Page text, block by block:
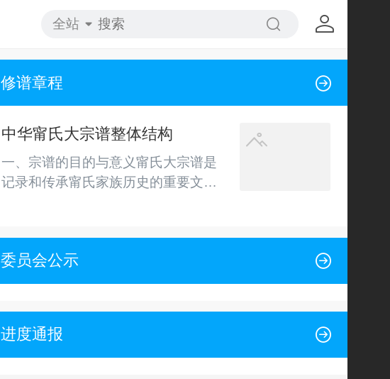
全站
修谱章程
中华甯氏大宗谱整体结构
一、宗谱的目的与意义甯氏大宗谱是
记录和传承甯氏家族历史的重要文
提供历史依据。3. 反映社会与历史变
迁，记录家族在不同历史时期的成
就。4. 促进家庭成员的团结与联系。
以设计为以下几个部分：1. 前言- 功
能: 阐述编撰宗谱的背景、目的和重
委员会公示
进度通报